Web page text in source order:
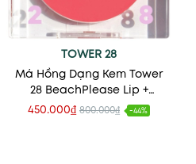
TOWER 28
Má Hồng Dạng Kem Tower
28 BeachPlease Lip +
Cheek Cream Blush
450.000₫ 800.000₫ -44%